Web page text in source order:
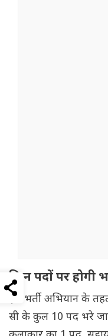
किन पदों पर होगी
इस भर्ती अभियान के
सी के कुल 10 पद भरे